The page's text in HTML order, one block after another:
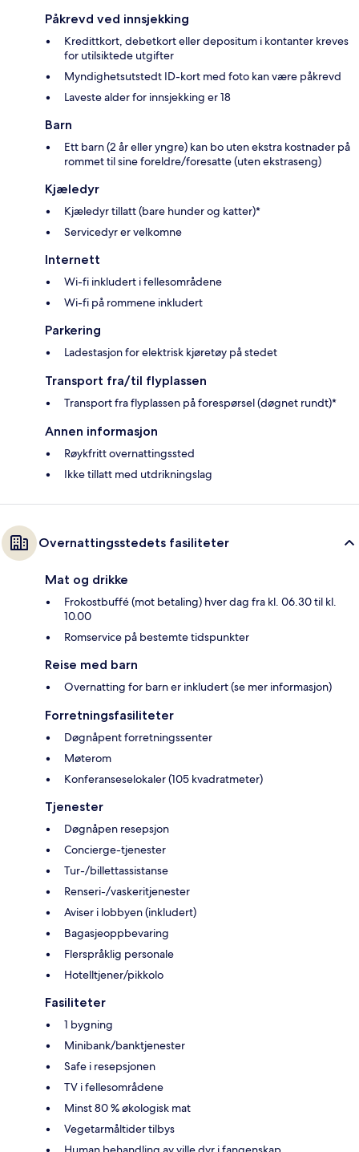
Påkrevd ved innsjekking
Kredittkort, debetkort eller depositum i kontanter kreves
for utilsiktede utgifter
Myndighetsutstedt ID-kort med foto kan være påkrevd
Laveste alder for innsjekking er 18
Barn
Ett barn (2 år eller yngre) kan bo uten ekstra kostnader på
rommet til sine foreldre/foresatte (uten ekstraseng)
Kjæledyr
Kjæledyr tillatt (bare hunder og katter)*
Servicedyr er velkomne
Internett
Wi-fi inkludert i fellesområdene
Wi-fi på rommene inkludert
Parkering
Ladestasjon for elektrisk kjøretøy på stedet
Transport fra/til flyplassen
Transport fra flyplassen på forespørsel (døgnet rundt)*
Annen informasjon
Røykfritt overnattingssted
Ikke tillatt med utdrikningslag
Overnattingsstedets fasiliteter
Mat og drikke
Frokostbuffé (mot betaling) hver dag fra kl. 06.30 til kl.
10.00
Romservice på bestemte tidspunkter
Reise med barn
Overnatting for barn er inkludert (se mer informasjon)
Forretningsfasiliteter
Døgnåpent forretningssenter
Møterom
Konferanseselokaler (105 kvadratmeter)
Tjenester
Døgnåpen resepsjon
Concierge-tjenester
Tur-/billettassistanse
Renseri-/vaskeritjenester
Aviser i lobbyen (inkludert)
Bagasjeoppbevaring
Flerspråklig personale
Hotelltjener/pikkolo
Fasiliteter
1 bygning
Minibank/banktjenester
Safe i resepsjonen
TV i fellesområdene
Minst 80 % økologisk mat
Vegetarmåltider tilbys